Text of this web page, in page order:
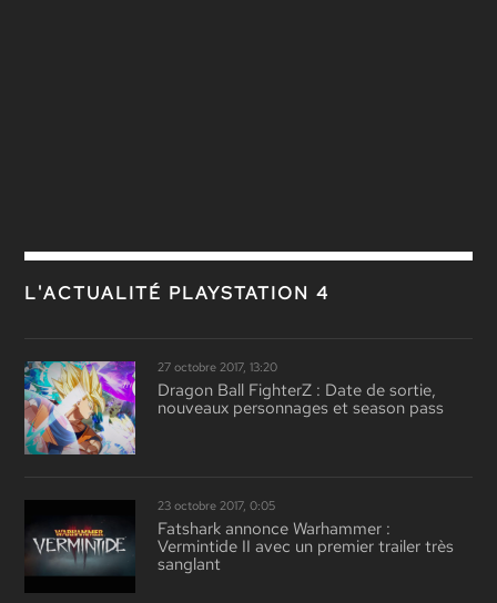
L'ACTUALITÉ PLAYSTATION 4
27 octobre 2017, 13:20
Dragon Ball FighterZ : Date de sortie,
nouveaux personnages et season pass
23 octobre 2017, 0:05
Fatshark annonce Warhammer :
Vermintide II avec un premier trailer très
sanglant